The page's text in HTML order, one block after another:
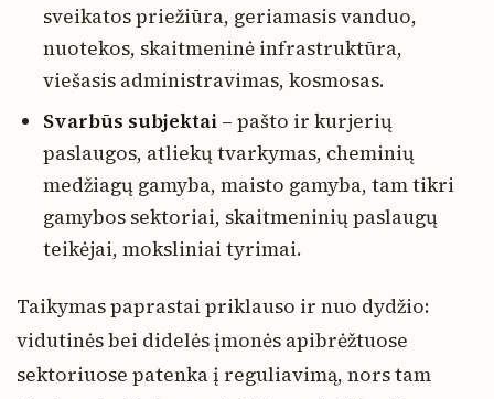
sveikatos priežiūra, geriamasis vanduo,
nuotekos, skaitmeninė infrastruktūra,
viešasis administravimas, kosmosas.
Svarbūs subjektai – pašto ir kurjerių
paslaugos, atliekų tvarkymas, cheminių
medžiagų gamyba, maisto gamyba, tam tikri
gamybos sektoriai, skaitmeninių paslaugų
teikėjai, moksliniai tyrimai.
Taikymas paprastai priklauso ir nuo dydžio:
vidutinės bei didelės įmonės apibrėžtuose
sektoriuose patenka į reguliavimą, nors tam